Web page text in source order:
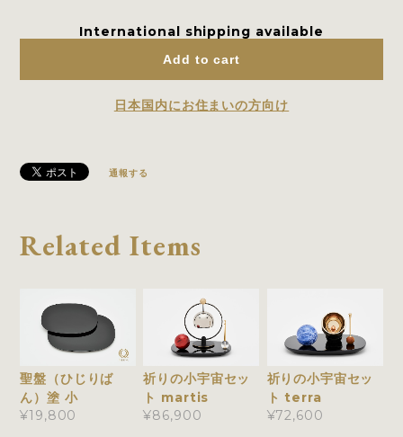
International shipping available
Add to cart
日本国内にお住まいの方向け
通報する
Related Items
聖盤（ひじりば
ん）塗 小
¥19,800
祈りの小宇宙セッ
ト martis
¥86,900
祈りの小宇宙セッ
ト terra
¥72,600